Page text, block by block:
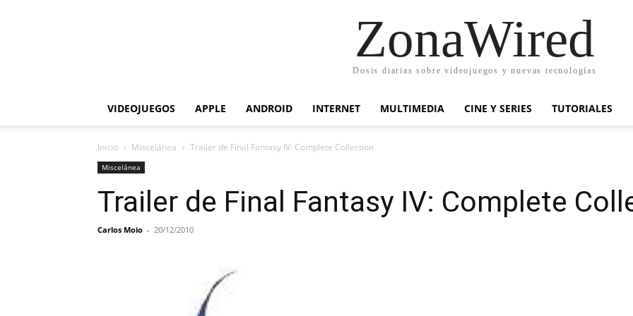
ZonaWired
Dosis diarias sobre videojuegos y nuevas tecnologías
VIDEOJUEGOS APPLE ANDROID INTERNET MULTIMEDIA CINE Y SERIES TUTORIALES
Inicio Miscelánea Trailer de Final Fantasy IV: Complete Collection
Miscelánea
Trailer de Final Fantasy IV: Complete
Carlos Moio - 20/12/2010